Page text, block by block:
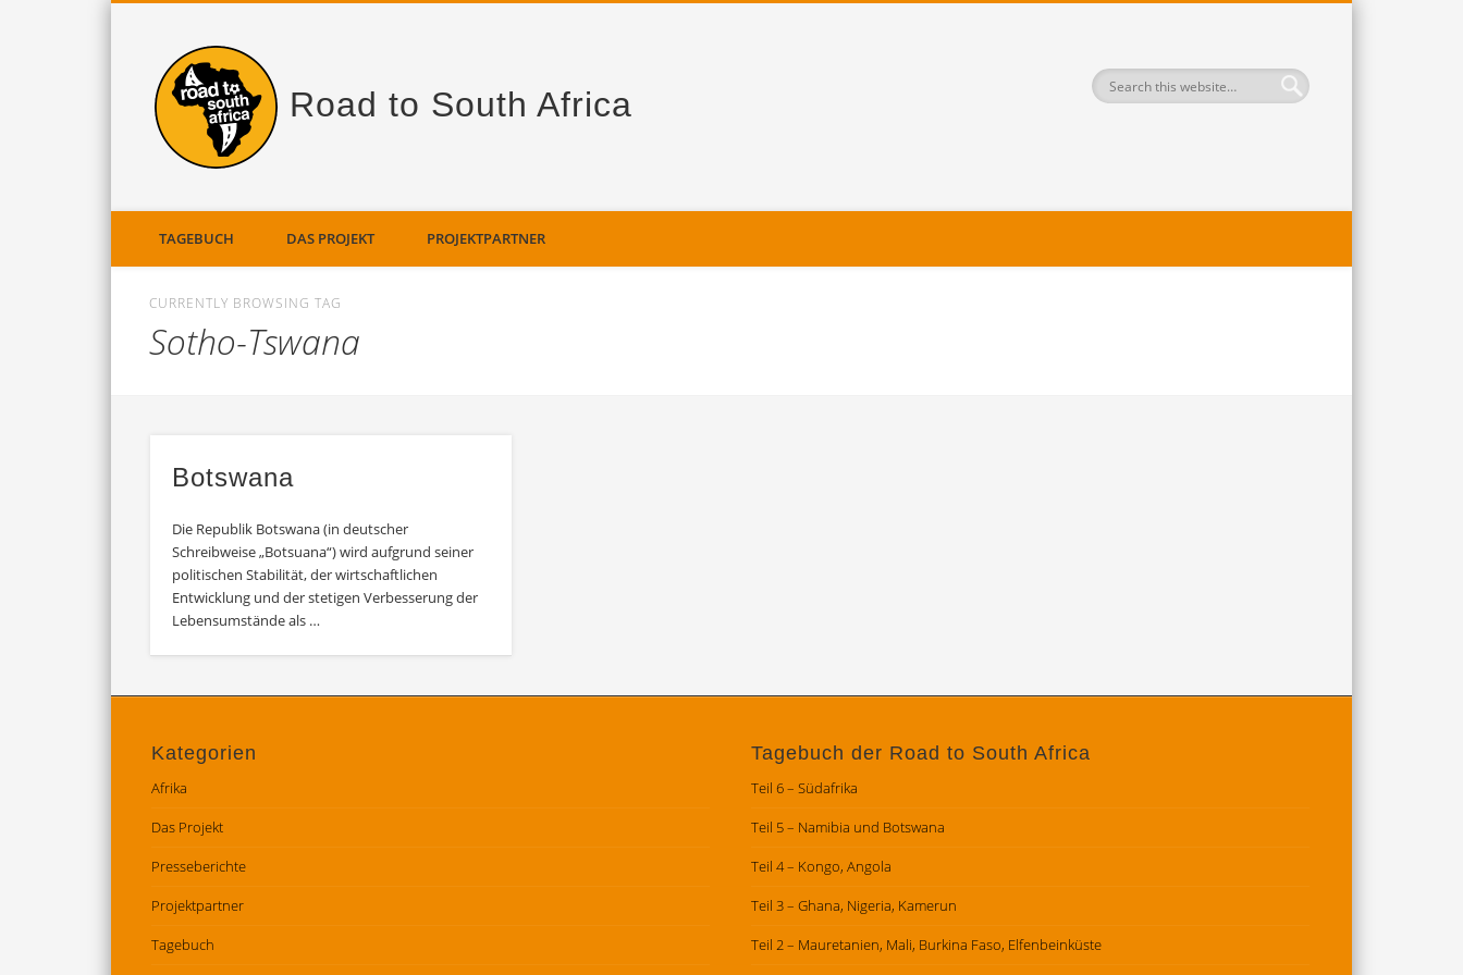
Road to South Africa
TAGEBUCH DAS PROJEKT PROJEKTPARTNER
CURRENTLY BROWSING TAG
Sotho-Tswana
Botswana
Die Republik Botswana (in deutscher
Schreibweise „Botsuana“) wird aufgrund seiner
politischen Stabilität, der wirtschaftlichen
Entwicklung und der stetigen Verbesserung der
Lebensumstände als …
Kategorien
Afrika
Das Projekt
Presseberichte
Projektpartner
Tagebuch
Tagebuch der Road to South Africa
Teil 6 – Südafrika
Teil 5 – Namibia und Botswana
Teil 4 – Kongo, Angola
Teil 3 – Ghana, Nigeria, Kamerun
Teil 2 – Mauretanien, Mali, Burkina Faso, Elfenbeinküste